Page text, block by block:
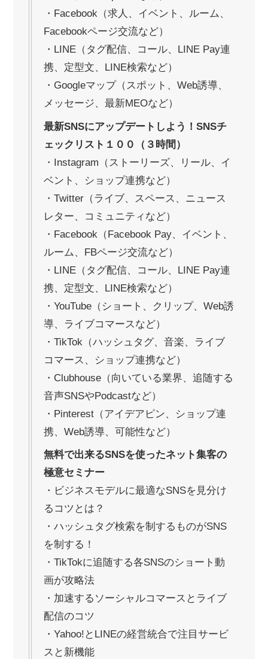
・Facebook（求人、イベント、ルーム、
Facebookページ交流など）
・LINE（タグ配信、コール、LINE Pay連
携、定型文、LINE検索など）
・Googleマップ（スポット、Web誘導、
メッセージ、最新MEOなど）
最新SNSにアップデートしよう！SNSチ
ェックリスト１００（３時間）
・Instagram（ストーリーズ、リール、イ
ベント、ショップ連携など）
・Twitter（ライブ、スペース、ニュース
レター、コミュニティなど）
・Facebook（Facebook Pay、イベント、
ルーム、FBページ交流など）
・LINE（タグ配信、コール、LINE Pay連
携、定型文、LINE検索など）
・YouTube（ショート、クリップ、Web誘
導、ライブコマースなど）
・TikTok（ハッシュタグ、音楽、ライブ
コマース、ショップ連携など）
・Clubhouse（向いている業界、追随する
音声SNSやPodcastなど）
・Pinterest（アイデアピン、ショップ連
携、Web誘導、可能性など）
無料で出来るSNSを使ったネット集客の
極意セミナー
・ビジネスモデルに最適なSNSを見分け
るコツとは？
・ハッシュタグ検索を制するものがSNS
を制する！
・TikTokに追随する各SNSのショート動
画が攻略法
・加速するソーシャルコマースとライブ
配信のコツ
・Yahoo!とLINEの経営統合で注目サービ
スと新機能